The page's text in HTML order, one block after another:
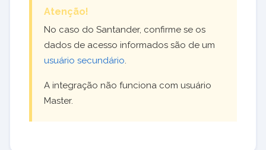
Atenção!
No caso do Santander, confirme se os
dados de acesso informados são de um
usuário secundário
A integração não funciona com usuário
Master.